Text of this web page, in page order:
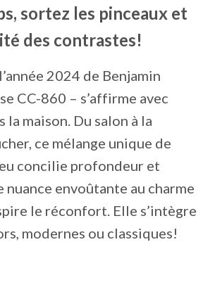
sortez les pinceaux et
des contrastes!
2024 de Benjamin
CC-860 – s’affirme avec
la maison. Du salon à la
ce mélange unique de
concilie profondeur et
nuance envoûtante au charme
le réconfort. Elle s’intègre
modernes ou classiques!